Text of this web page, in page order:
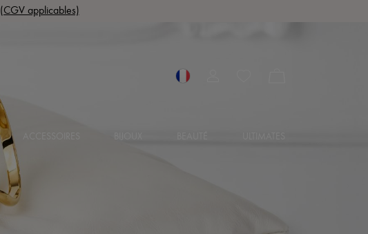
(CGV applicables)